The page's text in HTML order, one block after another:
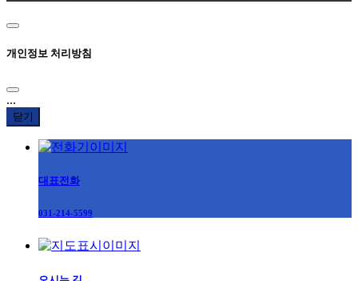
개인정보 처리방침
...
닫기
대표전화
031-214-5599